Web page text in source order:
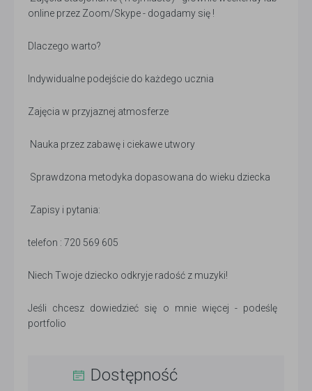
online przez Zoom/Skype - dogadamy się !
Dlaczego warto?
Indywidualne podejście do każdego ucznia
Zajęcia w przyjaznej atmosferze
Nauka przez zabawę i ciekawe utwory
Sprawdzona metodyka dopasowana do wieku dziecka
Zapisy i pytania:
telefon : 720 569 605
Niech Twoje dziecko odkryje radość z muzyki!
Jeśli chcesz dowiedzieć się o mnie więcej - podeślę
portfolio
Dostępność